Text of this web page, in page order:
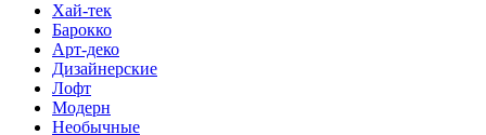
Хай-тек
Барокко
Арт-деко
Дизайнерские
Лофт
Модерн
Необычные